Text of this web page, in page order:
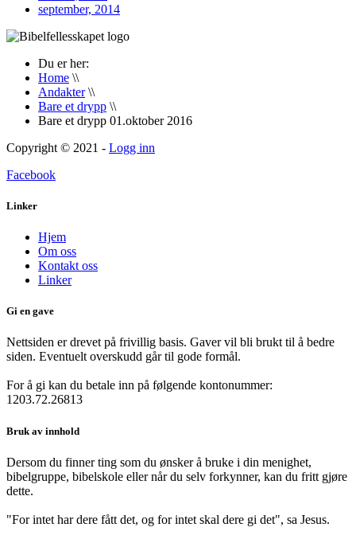
september, 2014
Du er her:
Home \\
Andakter \\
Bare et drypp \\
Bare et drypp 01.oktober 2016
Copyright © 2021 - Logg inn
Facebook
Linker
Hjem
Om oss
Kontakt oss
Linker
Gi en gave
Nettsiden er drevet på frivillig basis. Gaver vil bli brukt til å bedre
siden. Eventuelt overskudd går til gode formål.
For å gi kan du betale inn på følgende kontonummer:
1203.72.26813
Bruk av innhold
Dersom du finner ting som du ønsker å bruke i din menighet,
bibelgruppe, bibelskole eller når du selv forkynner, kan du fritt gjøre
dette.
"For intet har dere fått det, og for intet skal dere gi det", sa Jesus.